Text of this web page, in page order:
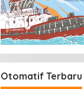
Otomatif Terbaru